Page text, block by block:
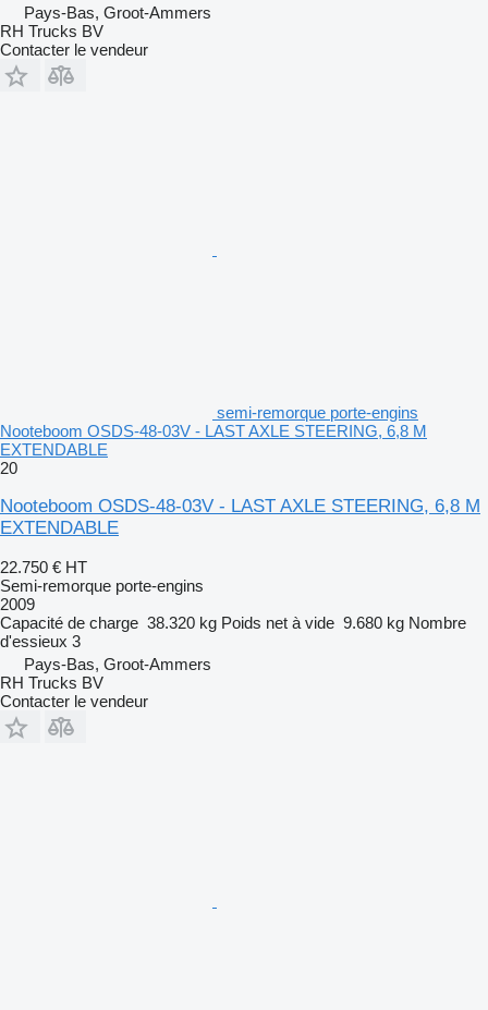
Pays-Bas, Groot-Ammers
RH Trucks BV
Contacter le vendeur
semi-remorque porte-engins
Nooteboom OSDS-48-03V - LAST AXLE STEERING, 6,8 M
EXTENDABLE
20
Nooteboom OSDS-48-03V - LAST AXLE STEERING, 6,8 M
EXTENDABLE
22.750 € HT
Semi-remorque porte-engins
2009
Capacité de charge 38.320 kg Poids net à vide 9.680 kg Nombre
d'essieux 3
Pays-Bas, Groot-Ammers
RH Trucks BV
Contacter le vendeur